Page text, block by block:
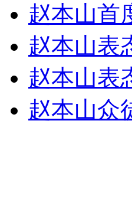
无痛分娩是否安全 医生
外交部：反对强权政治
外交部：有关国家言论
赵本山首
赵本山表
赵本山表
赵本山众